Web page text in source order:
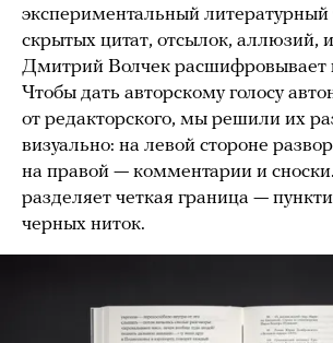
экспериментальный литературный
скрытых цитат, отсылок, аллюзий,
Дмитрий Волчек расшифровывает
Чтобы дать авторскому голосу
от редакторского, мы решили их
визуально: на левой стороне
на правой — комментарии и
разделяет четкая граница —
черных ниток.